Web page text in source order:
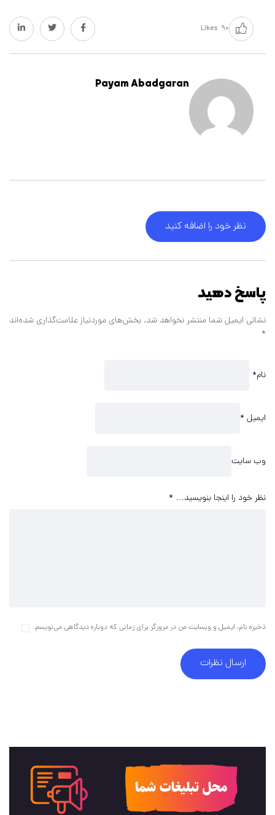
۹۰ Likes
Payam Abadgaran
نظر خود را اضافه کنید
پاسخ دهید
نشانی ایمیل شما منتشر نخواهد شد. بخش‌های موردنیاز علامت‌گذاری شده‌اند
*
نام*
ایمیل*
وب سایت
نظر خود را اینجا بنویسید… *
ذخیره نام، ایمیل و وبسایت من در مرورگر برای زمانی که دوباره دیدگاهی می‌نویسم.